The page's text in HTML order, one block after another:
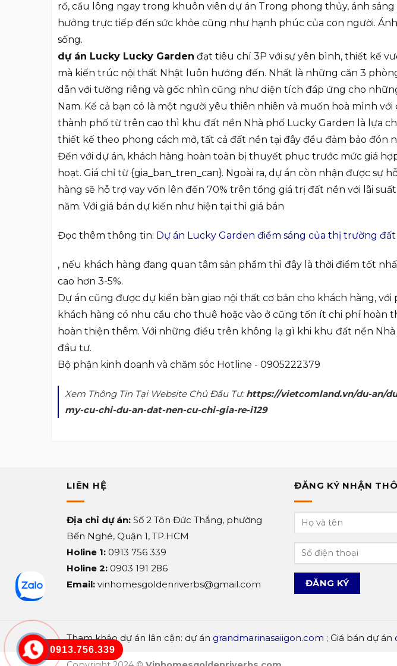
rổ, cầu lông ngay trong khuôn viên dự án Trong phong thủy, ánh
hưởng trực tiếp đến sức khỏe cũng như hạnh phúc của con người.
sống.
dự án Lucky Lucky Garden đạt tiêu chí 3P với sự yên bình, thiết kế
mà kiến trúc nội thất Nhật luôn hướng đến. Nhất là những căn 3
dẫn với tường riêng và gốc nhìn cũng như diện tích đáp ứng cho
Nam. Kể cả bạn có là một người yêu thiên nhiên và muốn hoà mình
thành phố từ trên cao thì khu đất nền Nhà phố Lucky Garden là lựa
thiết kế theo phong cách mở, tất cả đất nền tại đây đều đảm bảo đón
Đến với dự án, khách hàng hoàn toàn bị thuyết phục trước mức giá
hoạt. Giá chỉ từ {gia_ban_tren_can}. Ngoài ra, dự án còn nhận được sự
hàng sẽ hỗ trợ vay vốn lên đến 70% trên tổng giá trị đất nền với lãi
năm. Với giá bán dự kiến như hiện tại thì giá bán
Đọc thêm thông tin: Dự án Lucky Garden điểm sáng của thị trường
, nếu khách hàng đang quan tâm sản phẩm thì đây là thời điểm tốt
cao hơn 3-5%.
Dự án cũng được dự kiến bàn giao nội thất cơ bản cho khách hàng,
khách hàng có nhu cầu cho thuê hoặc vào ở cũng tốn ít chi phí hoàn
hoàn thiện thêm. Với những điều trên không lạ gì khi khu đất nền
đầu tư.
Bộ phận kinh doanh và chăm sóc Hotline - 0905222379
Xem Thông Tin Tại Website Chủ Đầu Tư:https://vietcomland.vn/du-an/
my-cu-chi-du-an-dat-nen-cu-chi-gia-re-i129
LIÊN HỆ
Địa chỉ dự án: Số 2 Tôn Đức Thắng, phường
Bến Nghé, Quận 1, TP.HCM
Holine 1: 0913 756 339
Holine 2: 0903 191 286
Email: vinhomesgoldenriverbs@gmail.com
ĐĂNG KÝ NHẬN
Tham khảo dự án lân cận: dự án grandmarinasaiigon.com ; Giá bán dự án
0913.756.339